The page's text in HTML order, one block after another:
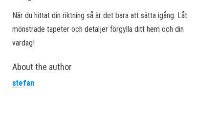
När du hittat din riktning så är det bara att sätta igång. Låt
mönstrade tapeter och detaljer förgylla ditt hem och din
vardag!
About the author
stefan